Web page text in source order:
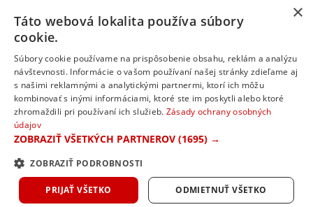
Predplatné
Podporte nás
© 2023 ozdravme s.r.o. Všetky práva vyhradené.
×
Táto webová lokalita používa súbory
cookie.
Súbory cookie používame na prispôsobenie obsahu, reklám a analýzu
návštevnosti. Informácie o vašom používaní našej stránky zdieľame aj
s našimi reklamnými a analytickými partnermi, ktorí ich môžu
kombinovať s inými informáciami, ktoré ste im poskytli alebo ktoré
zhromaždili pri používaní ich služieb. Zásady ochrany osobných
údajov
ZOBRAZIŤ VŠETKÝCH PARTNEROV (1695) →
ZOBRAZIŤ PODROBNOSTI
PRIJAŤ VŠETKO ODMIETNUŤ VŠETKO